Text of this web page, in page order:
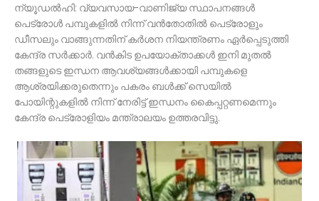
ന്യൂഡൽഹി: വ്യവസായ-വാണിജ്യ സ്ഥാപനങ്ങൾ
പെട്രോൾ പമ്പുകളിൽ നിന്ന് വൻതോതിൽ പെട്രോളും
ഡീസലും വാങ്ങുന്നതിന് കർശന നിയന്ത്രണം ഏർപ്പെടുത്തി
കേന്ദ്ര സർക്കാർ. വൻകിട ഉപയോക്താക്കൾ ഇനി മുതൽ
തങ്ങളുടെ ഇന്ധന ആവശ്യങ്ങൾക്കായി പമ്പുകളെ
ആശ്രയിക്കരുതെന്നും പകരം ബൾക്ക് സെയിൽ
പോയിന്റുകളിൽ നിന്ന് നേരിട്ട് ഇന്ധനം കൈപ്പറ്റണമെന്നും
കേന്ദ്ര പെട്രോളിയം മന്ത്രാലയം ഉത്തരവിട്ടു.